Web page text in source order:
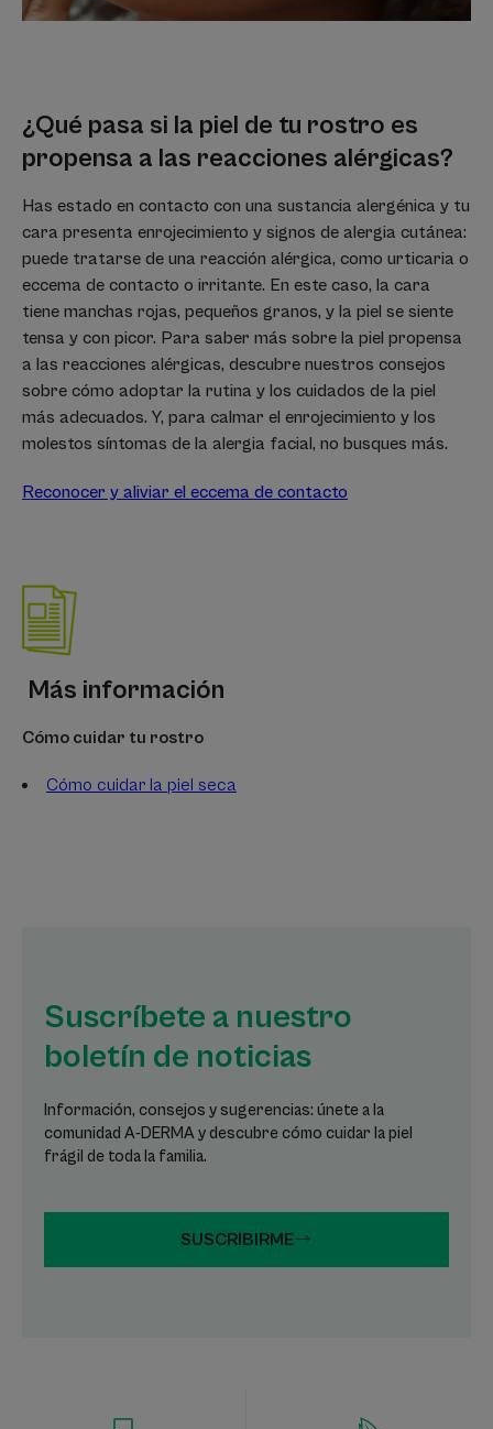
¿Qué pasa si la piel de tu rostro es
propensa a las reacciones alérgicas?
Has estado en contacto con una sustancia alergénica y tu
cara presenta enrojecimiento y signos de alergia cutánea:
puede tratarse de una reacción alérgica, como urticaria o
eccema de contacto o irritante. En este caso, la cara
tiene manchas rojas, pequeños granos, y la piel se siente
tensa y con picor. Para saber más sobre la piel propensa
a las reacciones alérgicas, descubre nuestros consejos
sobre cómo adoptar la rutina y los cuidados de la piel
más adecuados. Y, para calmar el enrojecimiento y los
molestos síntomas de la alergia facial, no busques más.
Reconocer y aliviar el eccema de contacto
Más información
Cómo cuidar tu rostro
Cómo cuidar la piel seca
Suscríbete a nuestro
boletín de noticias
Información, consejos y sugerencias: únete a la
comunidad A-DERMA y descubre cómo cuidar la piel
frágil de toda la familia.
SUSCRIBIRME